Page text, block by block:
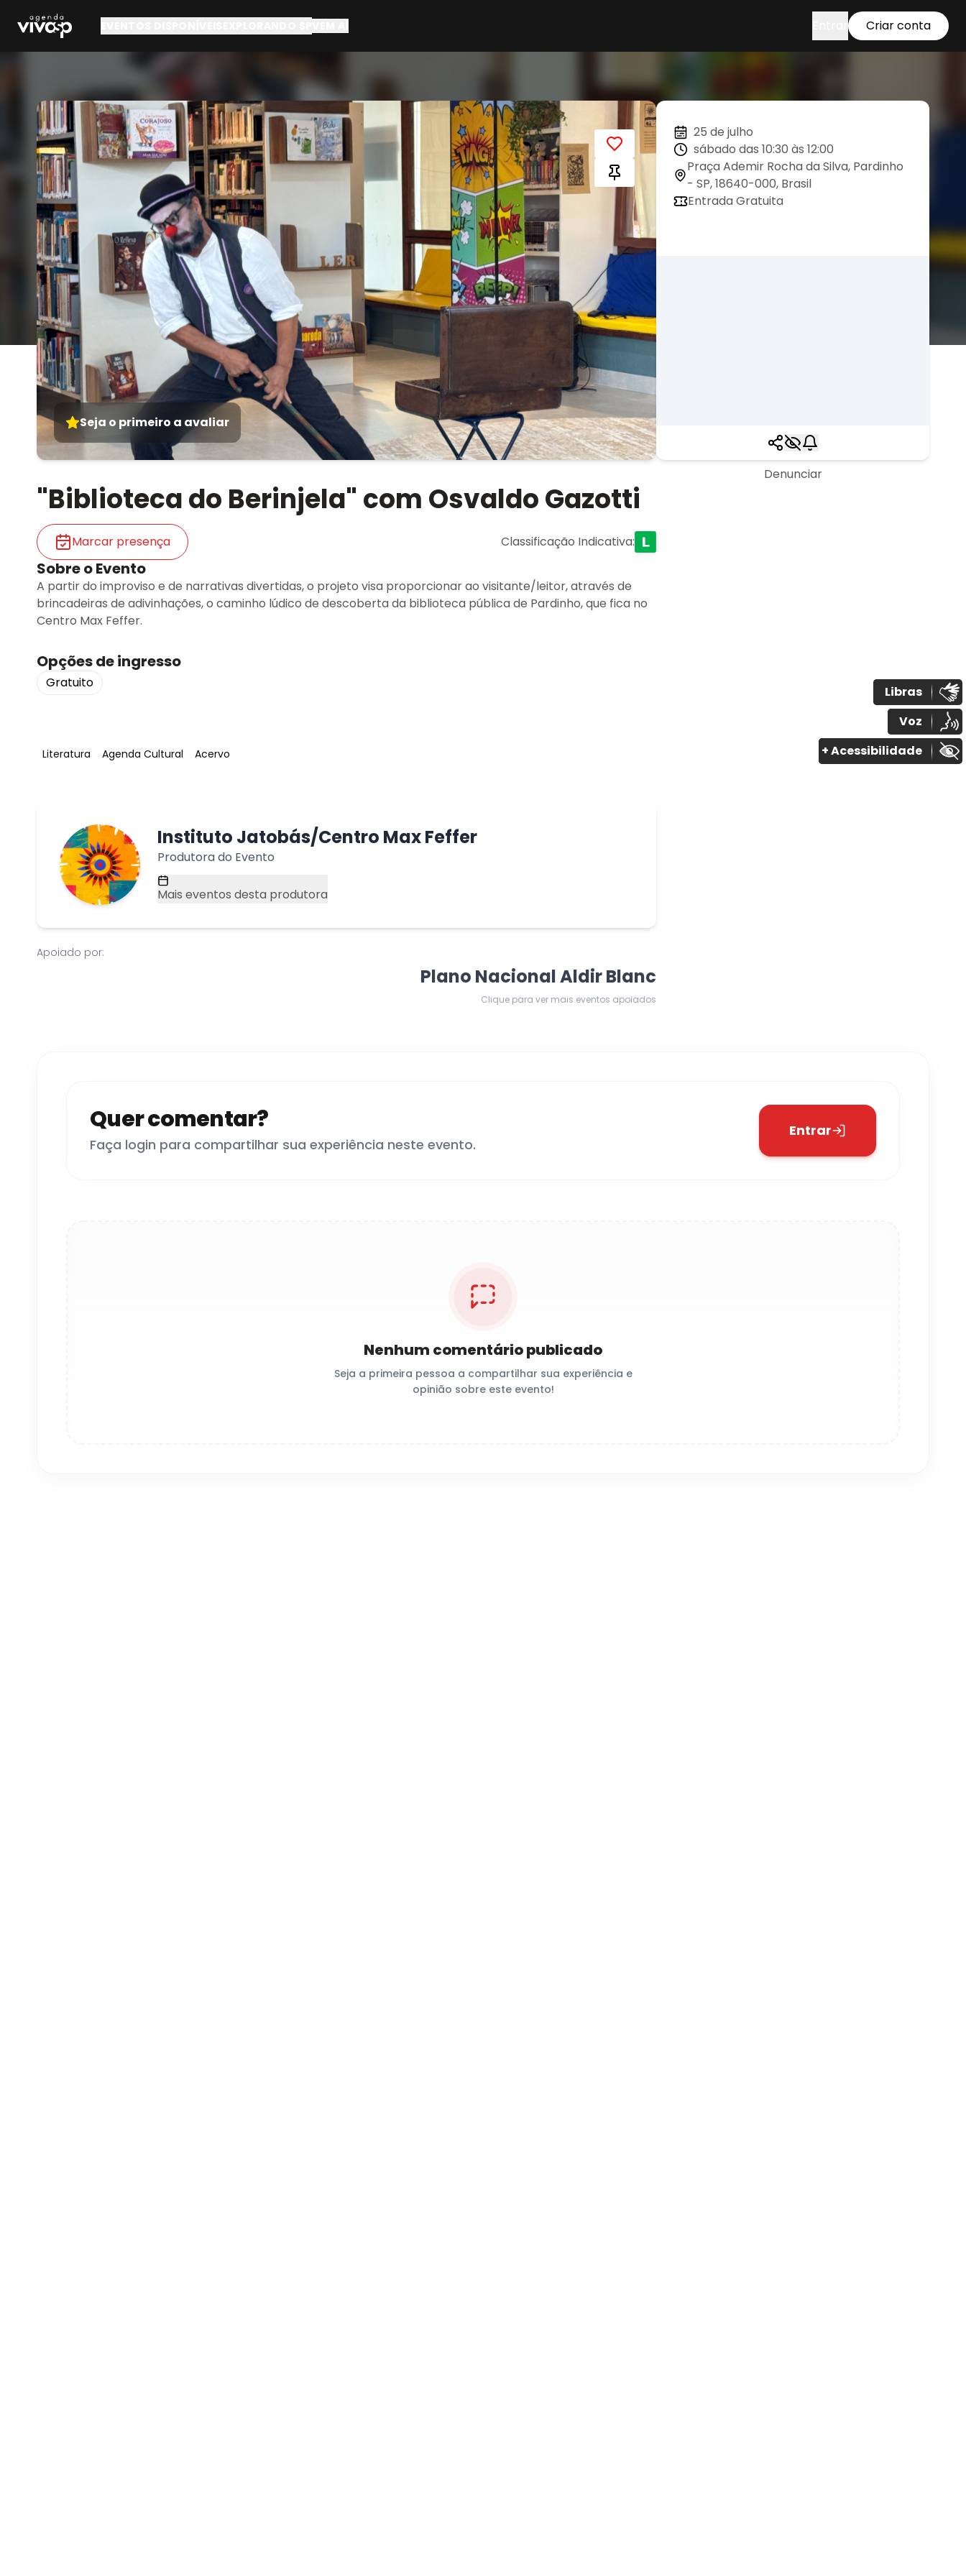
Criar conta
Seja o primeiro a avaliar
"Biblioteca do Berinjela" com Osvaldo Gazotti
Marcar presença Classificação Indicativa:
Sobre o Evento
A partir do improviso e de narrativas divertidas, o projeto visa proporcionar ao visitante/leitor, através de
brincadeiras de adivinhações, o caminho lúdico de descoberta da biblioteca pública de Pardinho, que fica no
Centro Max Feffer.
Opções de ingresso
Gratuito
Tag:
Literatura Tag:
Agenda Cultural Tag:
Acervo
Instituto Jatobás/Centro Max Feffer
Produtora do Evento
Mais eventos desta produtora
Apoiado por:
Plano Nacional Aldir Blanc
Clique para ver mais eventos apoiados
25 de julho
sábado das 10:30 às 12:00
Praça Ademir Rocha da Silva, Pardinho
- SP, 18640-000, Brasil
Entrada Gratuita
Denunciar
Quer comentar?
Faça login para compartilhar sua experiência neste evento.
Entrar
Nenhum comentário publicado
Seja a primeira pessoa a compartilhar sua experiência e
opinião sobre este evento!
Libras
Voz
+ Acessibilidade